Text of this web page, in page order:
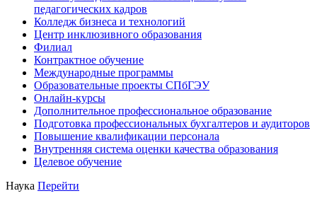
педагогических кадров
Колледж бизнеса и технологий
Центр инклюзивного образования
Филиал
Контрактное обучение
Международные программы
Образовательные проекты СПбГЭУ
Онлайн-курсы
Дополнительное профессиональное образование
Подготовка профессиональных бухгалтеров и аудиторов
Повышение квалификации персонала
Внутренняя система оценки качества образования
Целевое обучение
Наука Перейти